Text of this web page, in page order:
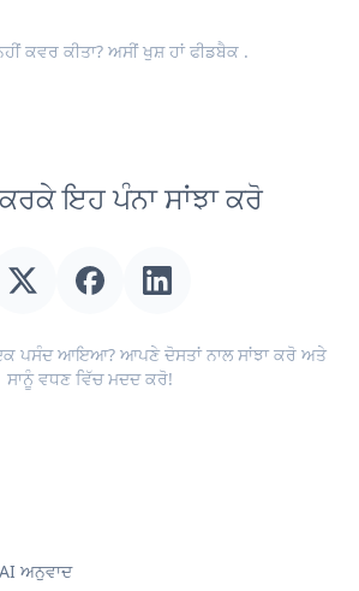
ਕਵਰ ਕੀਤਾ? ਅਸੀਂ ਖੁਸ਼ ਹਾਂਫੀਡਬੈਕ .
ਇਹ ਪੰਨਾ ਸਾਂਝਾ ਕਰੋ
ਪਸੰਦ ਆਇਆ? ਆਪਣੇ ਦੋਸਤਾਂ ਨਾਲ ਸਾਂਝਾ ਕਰੋ ਅਤੇ
ਸਾਨੂੰ ਵਧਣ ਵਿੱਚ ਮਦਦ ਕਰੋ!
AI ਅਨੁਵਾਦ